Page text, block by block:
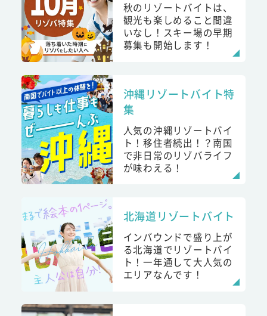
秋のリゾートバイトは、
観光も楽しめること間違
いなし！スキー場の早期
募集も開始します！
沖縄リゾートバイト特
集
人気の沖縄リゾートバイ
ト！移住者続出！？南国
で非日常のリゾバライフ
が味わえる！
北海道リゾートバイト
インバウンドで盛り上が
る北海道でリゾートバイ
ト！一年通して大人気の
エリアなんです！